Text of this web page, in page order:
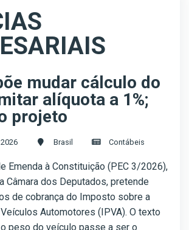
mudar cálculo do
alíquota a 1%;
projeto
Brasil Contábeis
Emenda à Constituição (PEC 3/2026),
Câmara dos Deputados, pretende
de cobrança do Imposto sobre a
Automotores (IPVA). O texto
peso do veículo passe a ser o